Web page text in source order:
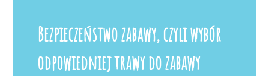
Bezpieczeństwo zabawy, czyli wybór
odpowiedniej trawy do zabawy